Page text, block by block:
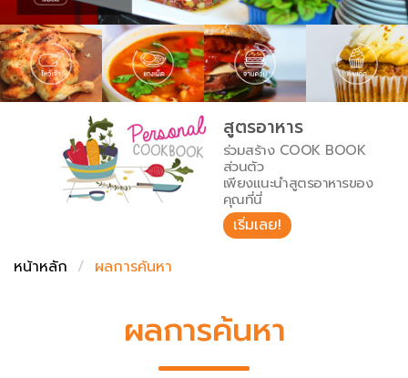
Top Foodie
สารพันก้นครัว
เคล็ดลับน่ารู้
เปรียบเทียบหน่วยการตวง
เปรียบเทียบอุณหภูมิ
เปรียบเทียบน้ำหนักวัตถุดิบ
FoodPedia
สร้าง Cookbook
สูตรอาหาร
ร่วมสร้าง COOK BOOK
ส่วนตัว
เพียงแนะนำสูตรอาหารของ
คุณที่นี่
เริ่มเลย!
หน้าหลัก
ผลการค้นหา
ผลการค้นหา